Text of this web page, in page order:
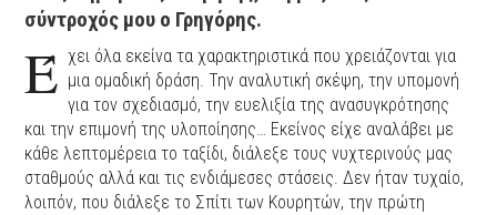
σύντροχός μου ο Γρηγόρης.
Έ χει όλα εκείνα τα χαρακτηριστικά που χρειάζονται για
μια ομαδική δράση. Την αναλυτική σκέψη, την υπομονή
για τον σχεδιασμό, την ευελιξία της ανασυγκρότησης
και την επιμονή της υλοποίησης… Εκείνος είχε αναλάβει με
κάθε λεπτομέρεια το ταξίδι, διάλεξε τους νυχτερινούς μας
σταθμούς αλλά και τις ενδιάμεσες στάσεις. Δεν ήταν τυχαίο,
λοιπόν, που διάλεξε το Σπίτι των Κουρητών, την πρώτη